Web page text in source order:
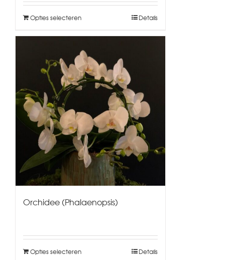
Opties selecteren Details
Orchidee (Phalaenopsis)
Opties selecteren Details